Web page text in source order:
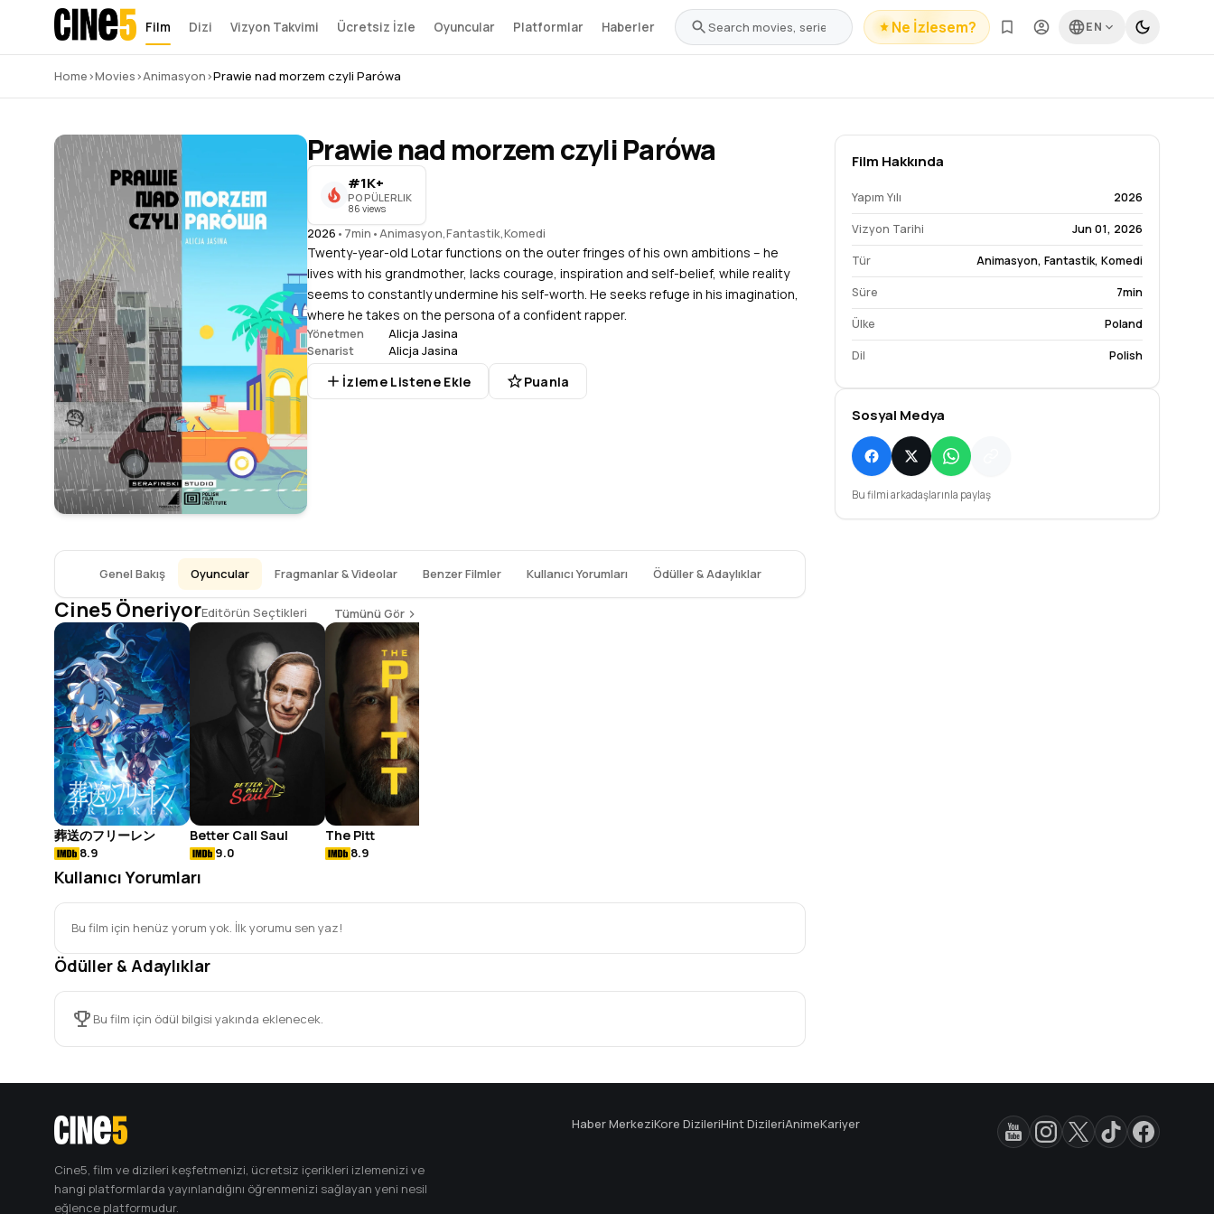
Film Dizi Vizyon Takvimi Ücretsiz İzle Oyuncular Platformlar Haberler Ne İzlesem? EN
Home›Movies›Animasyon›Prawie nad morzem czyli Parówa
Prawie nad morzem czyli Parówa
#1K+
POPÜLERLIK
86 views
2026 • 7min •Animasyon,Fantastik,Komedi
Twenty-year-old Lotar functions on the outer fringes of his own ambitions – he
lives with his grandmother, lacks courage, inspiration and self-belief, while reality
seems to constantly undermine his self-worth. He seeks refuge in his imagination,
where he takes on the persona of a confident rapper.
Yönetmen Alicja Jasina
Senarist Alicja Jasina
İzleme Listene Ekle Puanla
Film Hakkında
Yapım Yılı 2026
Vizyon Tarihi Jun 01, 2026
Tür Animasyon, Fantastik, Komedi
Süre 7min
Ülke Poland
Dil Polish
Sosyal Medya
Bu filmi arkadaşlarınla paylaş
Genel Bakış Oyuncular Fragmanlar & Videolar Benzer Filmler Kullanıcı Yorumları Ödüller & Adaylıklar
Cine5 ÖneriyorEditörün Seçtikleri Tümünü Gör
葬送のフリーレン
8.9
Better Call Saul
9.0
The Pitt
8.9
Kullanıcı Yorumları
Bu film için henüz yorum yok. İlk yorumu sen yaz!
Ödüller & Adaylıklar
Bu film için ödül bilgisi yakında eklenecek.
Cine5, film ve dizileri keşfetmenizi, ücretsiz içerikleri izlemenizi ve
hangi platformlarda yayınlandığını öğrenmenizi sağlayan yeni nesil
eğlence platformudur.
Haber MerkeziKore DizileriHint DizileriAnimeKariyer